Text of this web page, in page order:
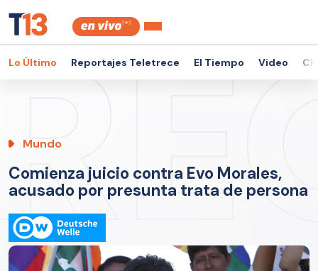
Lo Último Reportajes Teletrece El Tiempo Video
Mundo
Comienza juicio contra Evo Morales,
acusado por presunta trata de persona